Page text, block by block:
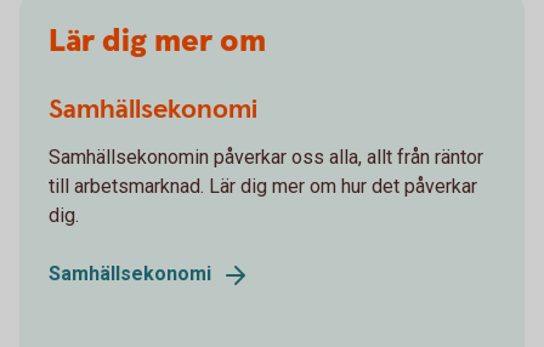
Lär dig mer om
Samhällsekonomi
Samhällsekonomin påverkar oss alla, allt från räntor
till arbetsmarknad. Lär dig mer om hur det påverkar
dig.
Samhällsekonomi